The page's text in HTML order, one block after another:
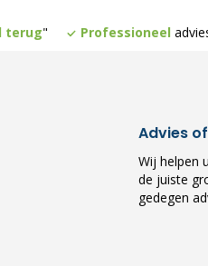
terug" Professioneel
Advies
Wij helpen
de juiste
gedegen